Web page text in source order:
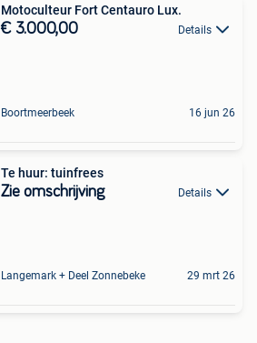
Motoculteur Fort Centauro Lux.
€ 3.000,00 Details
Boortmeerbeek 16 jun 26
Te huur: tuinfrees
Zie omschrijving Details
Langemark + Deel Zonnebeke 29 mrt 26